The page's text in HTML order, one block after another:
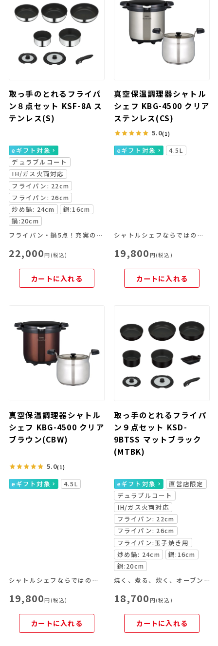
取っ手のとれるフライパ
ン８点セット KSF-8A ス
テンレス(S)
eギフト対象
デュラブルコート
IH/ガス火両対応
フライパン: 22cm
フライパン: 26cm
炒め鍋: 24cm
鍋:16cm
鍋:20cm
フライパン・鍋5点！充実のIH対応8点セット
22,000円(税込)
カートに入れる
真空保温調理器シャトル
シェフ KBG-4500 クリア
ステンレス(CS)
5.0(1)
eギフト対象 4.5L
シャトルシェフならではの便利な機能を豊富なラインナップから
19,800 円(税込)
カートに入れる
真空保温調理器シャトル
シェフ KBG-4500 クリア
ブラウン(CBW)
5.0(1)
eギフト対象 4.5L
シャトルシェフならではの便利な機能を豊富なラインナップから
19,800円(税込)
カートに入れる
取っ手のとれるフライパ
ン９点セット KSD-
9BTSS マットブラック
(MTBK)
eギフト対象
直営店限定
デュラブルコート
IH/ガス火両対応
フライパン: 22cm
フライパン: 26cm
フライパン:玉子焼き用
炒め鍋: 24cm
鍋:16cm
鍋:20cm
焼く、煮る、炊く、オーブン料理がこれ一つで！
18,700 円(税込)
カートに入れる